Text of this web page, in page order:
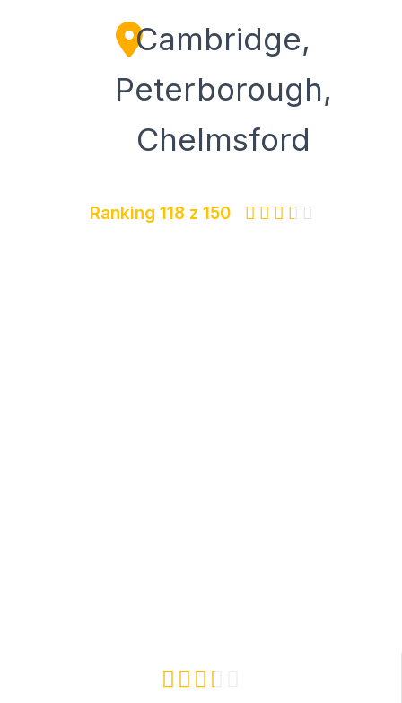
Cambridge,
Peterborough,
Chelmsford
Ranking 118 z 150     
   